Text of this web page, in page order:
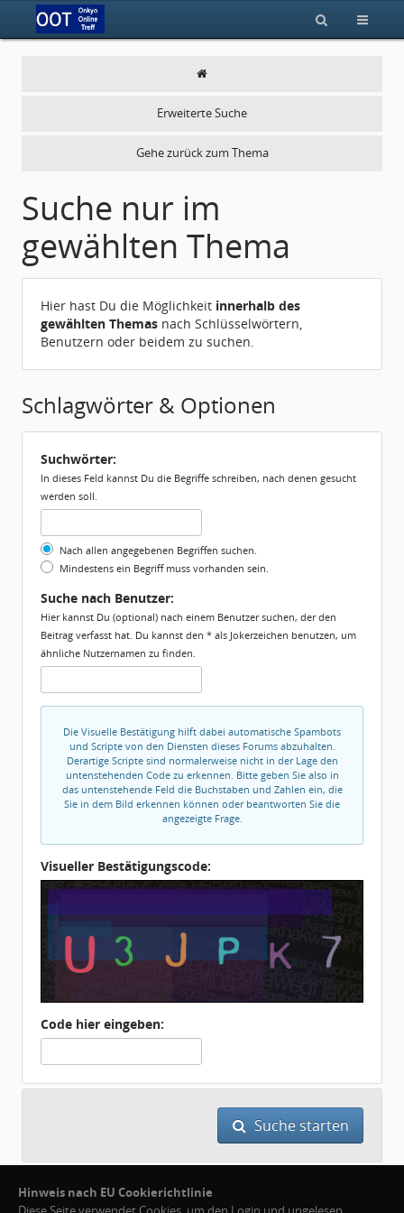
Erweiterte Suche
Gehe zurück zum Thema
Suche nur im
gewählten Thema
Hier hast Du die Möglichkeit innerhalb des
gewählten Themas nach Schlüsselwörtern,
Benutzern oder beidem zu suchen.
Schlagwörter & Optionen
Suchwörter:
In dieses Feld kannst Du die Begriffe schreiben, nach denen gesucht
werden soll.
Nach allen angegebenen Begriffen suchen.
Mindestens ein Begriff muss vorhanden sein.
Suche nach Benutzer:
Hier kannst Du (optional) nach einem Benutzer suchen, der den
Beitrag verfasst hat. Du kannst den * als Jokerzeichen benutzen, um
ähnliche Nutzernamen zu finden.
Die Visuelle Bestätigung hilft dabei automatische Spambots
und Scripte von den Diensten dieses Forums abzuhalten.
Derartige Scripte sind normalerweise nicht in der Lage den
untenstehenden Code zu erkennen. Bitte geben Sie also in
das untenstehende Feld die Buchstaben und Zahlen ein, die
Sie in dem Bild erkennen können oder beantworten Sie die
angezeigte Frage.
Visueller Bestätigungscode:
Code hier eingeben:
Suche starten
Hinweis nach EU Cookierichtlinie